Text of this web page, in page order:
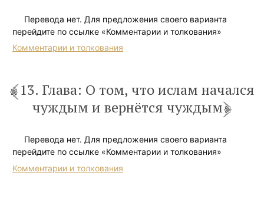
Перевода нет. Для предложения своего варианта
перейдите по ссылке «Комментарии и толкования»
Комментарии и толкования
13. Глава: О том, что ислам начался
чуждым и вернётся чуждым
Перевода нет. Для предложения своего варианта
перейдите по ссылке «Комментарии и толкования»
Комментарии и толкования